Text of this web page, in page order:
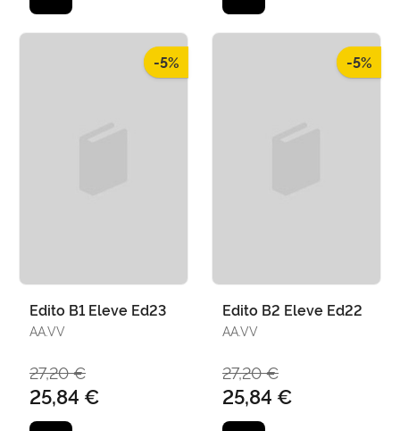
-5%
Edito B1 Eleve Ed23
AA.VV
27,20 €
25,84 €
-5%
Edito B2 Eleve Ed22
AA.VV
27,20 €
25,84 €